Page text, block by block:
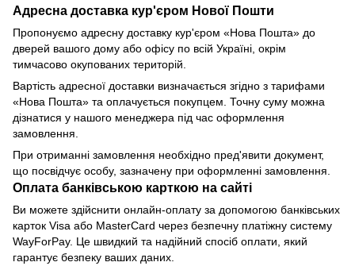
Адресна доставка кур'єром Нової Пошти
Пропонуємо адресну доставку кур'єром «Нова Пошта» до
дверей вашого дому або офісу по всій Україні, окрім
тимчасово окупованих територій.
Вартість адресної доставки визначається згідно з тарифами
«Нова Пошта» та оплачується покупцем. Точну суму можна
дізнатися у нашого менеджера під час оформлення
замовлення.
При отриманні замовлення необхідно пред'явити документ,
що посвідчує особу, зазначену при оформленні замовлення.
Оплата банківською карткою на сайті
Ви можете здійснити онлайн-оплату за допомогою банківських
карток Visa або MasterCard через безпечну платіжну систему
WayForPay. Це швидкий та надійний спосіб оплати, який
гарантує безпеку ваших даних.